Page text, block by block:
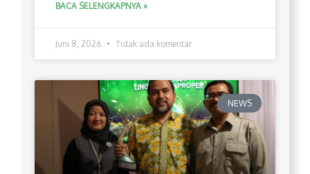
BACA SELENGKAPNYA »
Juni 8, 2026 Tidak ada komentar
NEWS